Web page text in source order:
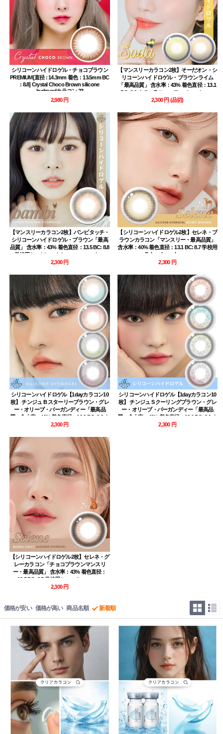
シリコーンハイドロゲル・チョコブラウン
PREMIUM[直径 : 14.3mm 着色：13.5mm BC
: 8.8] Crystal Choco Brown silicone
hydrogelカラコン 23
2,980 円
【マンスリーカラコン2枚】そーだオン・シ
リコーンハイドロゲル・ブラウンライム
「最高品質」 含水率：43% 着色直径：13.1
BC: 8.6 ナチュラルハーフ soda on brown
limebrown contact lens
2,300 円 (品切)
【マンスリーカラコン2枚】バンビタッチ・
シリコーンハイドロゲル・ブラウン「最高
品質」 含水率：43% 着色直径：13.5 BC: 8.8
学校用 bambi touch brown contact lens
2,300 円
【シリコーンハイドロゲル2枚】セレネ・ブ
ラウンカラコン「マンスリー・最高品質」
含水率：40% 着色直径：13.1 BC: 8.7 学校用
Selene bono brown
2,300 円
シリコーンハイドロゲル【1dayカラコン10
枚】 チンジュ B スターリーブラウン・グレ
ー・オリーブ・バーガンディー「最高品
質」含水率：43% 着色直径：13.8 BC: 8.8 ナ
チュラル デカ目ハーフ Jinju B srarry
2,300 円
シリコーンハイドロゲル【1dayカラコン10
枚】 チンジュ S クーリングブラウン・グレ
ー・オリーブ・バーガンディー「最高品
質」含水率：43% 着色直径：13.1 BC: 8.6 ナ
チュラルハーフ Jinju S Cooling brown gray
2,300 円
【シリコーンハイドロゲル2枚】セレネ・グ
レーカラコン「チョコブラウンマンスリ
ー・最高品質」 含水率：43% 着色直径：
13.5 BC: 8.7 学校用 bono cheese gray
2,300 円
価格が安い 価格が高い 商品名順 新着順